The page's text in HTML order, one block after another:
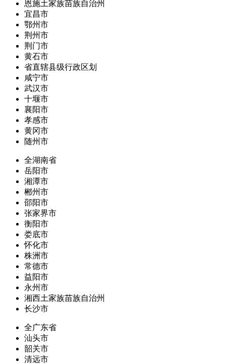
恩施土家族苗族自治州
宜昌市
鄂州市
荆州市
荆门市
黄石市
省直辖县级行政区划
咸宁市
武汉市
十堰市
襄阳市
孝感市
黄冈市
随州市
全湖南省
岳阳市
湘潭市
郴州市
邵阳市
张家界市
衡阳市
娄底市
怀化市
株洲市
常德市
益阳市
永州市
湘西土家族苗族自治州
长沙市
全广东省
汕头市
韶关市
清远市